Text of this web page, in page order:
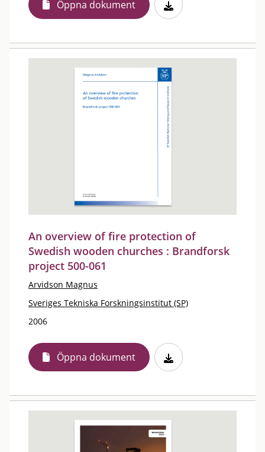
Öppna dokument
An overview of fire protection of
Swedish wooden churches : Brandforsk
project 500-061
Arvidson Magnus
Sveriges Tekniska Forskningsinstitut (SP)
2006
Öppna dokument